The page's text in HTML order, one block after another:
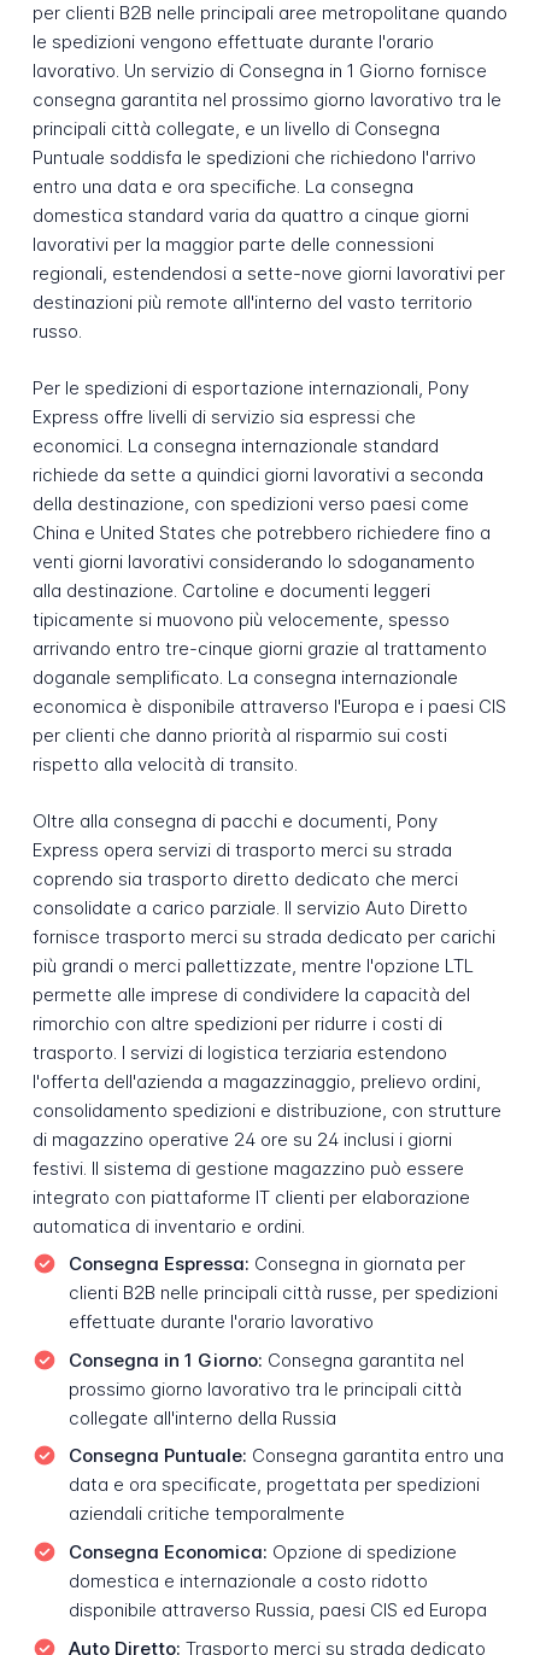
per clienti B2B nelle principali aree metropolitane quando
le spedizioni vengono effettuate durante l'orario
lavorativo. Un servizio di Consegna in 1 Giorno fornisce
consegna garantita nel prossimo giorno lavorativo tra le
principali città collegate, e un livello di Consegna
Puntuale soddisfa le spedizioni che richiedono l'arrivo
entro una data e ora specifiche. La consegna
domestica standard varia da quattro a cinque giorni
lavorativi per la maggior parte delle connessioni
regionali, estendendosi a sette-nove giorni lavorativi per
destinazioni più remote all'interno del vasto territorio
russo.
Per le spedizioni di esportazione internazionali, Pony
Express offre livelli di servizio sia espressi che
economici. La consegna internazionale standard
richiede da sette a quindici giorni lavorativi a seconda
della destinazione, con spedizioni verso paesi come
China e United States che potrebbero richiedere fino a
venti giorni lavorativi considerando lo sdoganamento
alla destinazione. Cartoline e documenti leggeri
tipicamente si muovono più velocemente, spesso
arrivando entro tre-cinque giorni grazie al trattamento
doganale semplificato. La consegna internazionale
economica è disponibile attraverso l'Europa e i paesi CIS
per clienti che danno priorità al risparmio sui costi
rispetto alla velocità di transito.
Oltre alla consegna di pacchi e documenti, Pony
Express opera servizi di trasporto merci su strada
coprendo sia trasporto diretto dedicato che merci
consolidate a carico parziale. Il servizio Auto Diretto
fornisce trasporto merci su strada dedicato per carichi
più grandi o merci pallettizzate, mentre l'opzione LTL
permette alle imprese di condividere la capacità del
rimorchio con altre spedizioni per ridurre i costi di
trasporto. I servizi di logistica terziaria estendono
l'offerta dell'azienda a magazzinaggio, prelievo ordini,
consolidamento spedizioni e distribuzione, con strutture
di magazzino operative 24 ore su 24 inclusi i giorni
festivi. Il sistema di gestione magazzino può essere
integrato con piattaforme IT clienti per elaborazione
automatica di inventario e ordini.
Consegna Espressa: Consegna in giornata per
clienti B2B nelle principali città russe, per spedizioni
effettuate durante l'orario lavorativo
Consegna in 1 Giorno: Consegna garantita nel
prossimo giorno lavorativo tra le principali città
collegate all'interno della Russia
Consegna Puntuale: Consegna garantita entro una
data e ora specificate, progettata per spedizioni
aziendali critiche temporalmente
Consegna Economica: Opzione di spedizione
domestica e internazionale a costo ridotto
disponibile attraverso Russia, paesi CIS ed Europa
Auto Diretto: Trasporto merci su strada dedicato